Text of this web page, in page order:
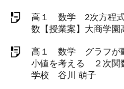
高１ 数学 2次方程
数【授業案】大商学
高１ 数学 グラフが
小値を考える ２次関
学校 谷川 萌子